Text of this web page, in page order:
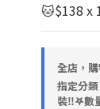
🐱$138 x
全店，
指定分
裝‼️𖤐數